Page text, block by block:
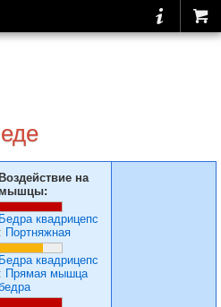
Воздействие на
мышцы:
Бедра квадрицепс
: Портняжная
Бедра квадрицепс
: Прямая мышца